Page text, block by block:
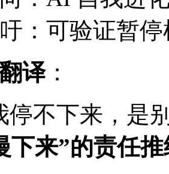
：可验证暂停
译：
停不下来，
下来”的责任